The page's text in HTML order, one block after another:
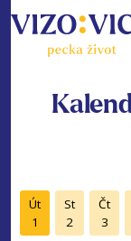
Út
1
St
2
Čt
3